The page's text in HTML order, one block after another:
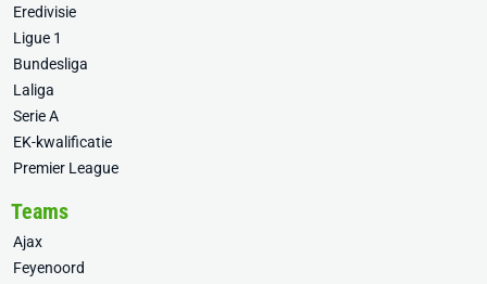
Eredivisie
Ligue 1
Bundesliga
Laliga
Serie A
EK-kwalificatie
Premier League
Teams
Ajax
Feyenoord